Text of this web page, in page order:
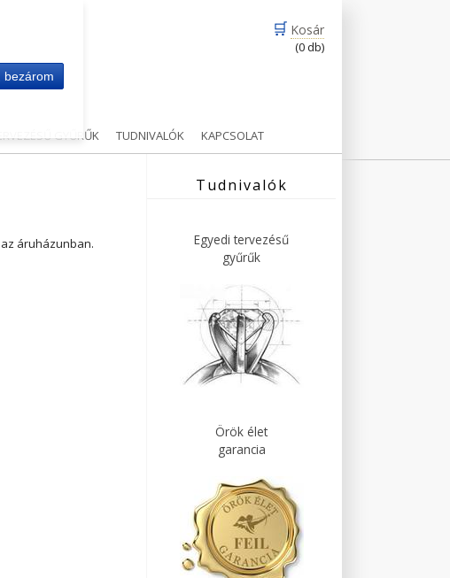
🛒 Kosár
(0 db)
GYŰRŰK TUDNIVALÓK KAPCSOLAT
áruházunban.
Tudnivalók
Egyedi tervezésű
gyűrűk
Örök élet
garancia
bezárom